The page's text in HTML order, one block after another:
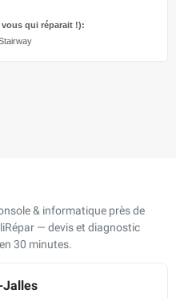
qui réparait !):
& informatique près de
— devis et diagnostic
30 minutes.
Jalles